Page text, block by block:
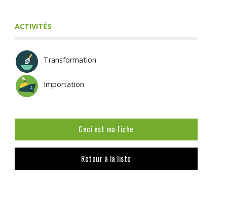
ACTIVITÉS
Transformation
Importation
Ceci est ma fiche
Retour à la liste